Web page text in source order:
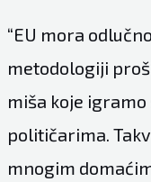
“EU mora
metodologiji
miša koje
političarima.
mnogim